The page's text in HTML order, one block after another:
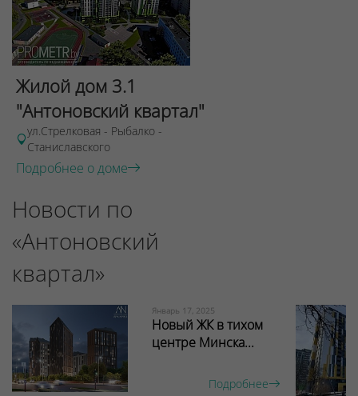
Жилой дом 3.1
"Антоновский квартал"
ул.Стрелковая - Рыбалко -
Станиславского
Подробнее о доме
Новости по
«Антоновский
квартал»
Январь 17, 2025
Новый ЖК в тихом
центре Минска...
Подробнее